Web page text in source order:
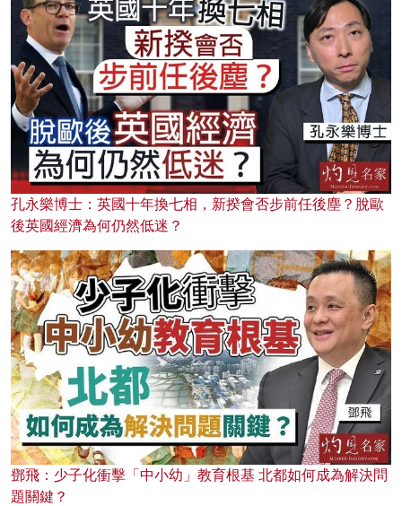
孔永樂博士：英國十年換七相，新揆會否步前任後塵？脫歐
後英國經濟為何仍然低迷？
鄧飛：少子化衝擊「中小幼」教育根基 北都如何成為解決問
題關鍵？